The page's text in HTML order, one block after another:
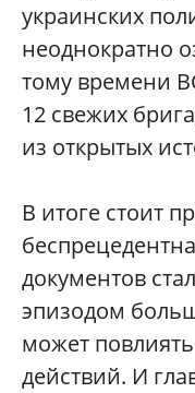
украинских
неоднократно
тому времени
12 свежих
из открытых
В итоге стоит
документов
эпизодом
может
действий. И